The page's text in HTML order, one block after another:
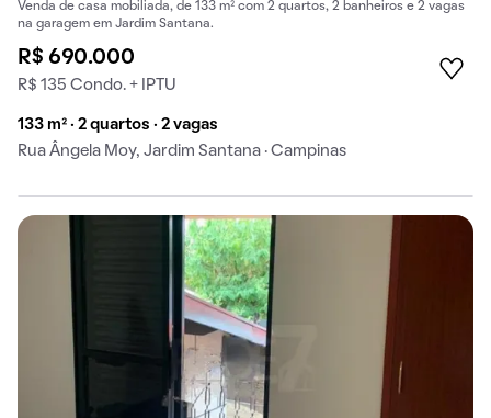
Venda de casa mobiliada, de 133 m² com 2 quartos, 2 banheiros e 2 vagas
na garagem em Jardim Santana.
R$ 690.000
R$ 135 Condo. + IPTU
133 m² · 2 quartos · 2 vagas
Rua Ângela Moy, Jardim Santana · Campinas